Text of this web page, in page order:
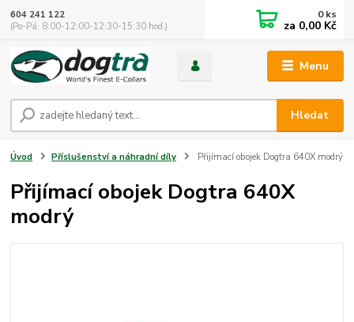
Menu
Hledat
604 241 122
(Po-Pá, 8:00-12:00-12:30-15:30 hod.)
0ks
za 0,00 Kč
Úvod Příslušenství a náhradní díly Přijímací obojek Dogtra 640X modrý
Přijímací obojek Dogtra 640X
modrý